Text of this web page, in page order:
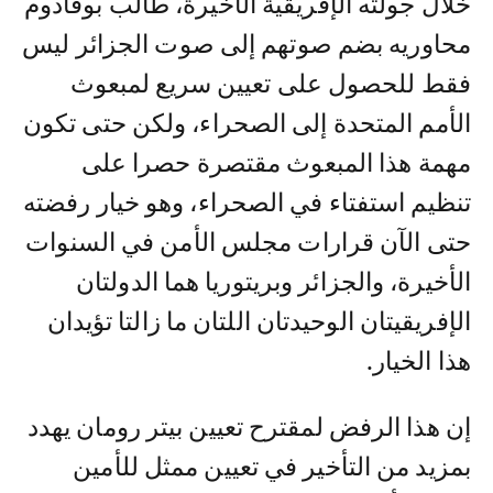
محاوريه بضم صوتهم إلى صوت الجزائر ليس
فقط للحصول على تعيين سريع لمبعوث
الأمم المتحدة إلى الصحراء، ولكن حتى تكون
مهمة هذا المبعوث مقتصرة حصرا على
تنظيم استفتاء في الصحراء، وهو خيار رفضته
حتى الآن قرارات مجلس الأمن في السنوات
الأخيرة، والجزائر وبريتوريا هما الدولتان
الإفريقيتان الوحيدتان اللتان ما زالتا تؤيدان
هذا الخيار.
إن هذا الرفض لمقترح تعيين بيتر رومان يهدد
بمزيد من التأخير في تعيين ممثل للأمين